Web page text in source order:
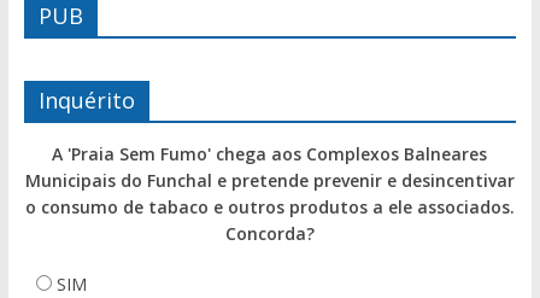
PUB
Inquérito
A 'Praia Sem Fumo' chega aos Complexos Balneares
Municipais do Funchal e pretende prevenir e desincentivar
o consumo de tabaco e outros produtos a ele associados.
Concorda?
SIM